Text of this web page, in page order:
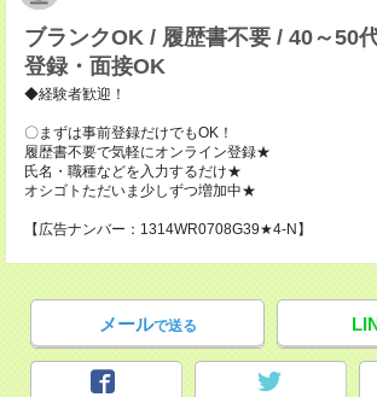
ブランクOK / 履歴書不要 / 40～50
登録・面接OK
◆経験者歓迎！
〇まずは事前登録だけでもOK！
履歴書不要で気軽にオンライン登録★
氏名・職種などを入力するだけ★
オシゴトただいま少しずつ増加中★
【広告ナンバー：1314WR0708G39★4-N】
メールで送る